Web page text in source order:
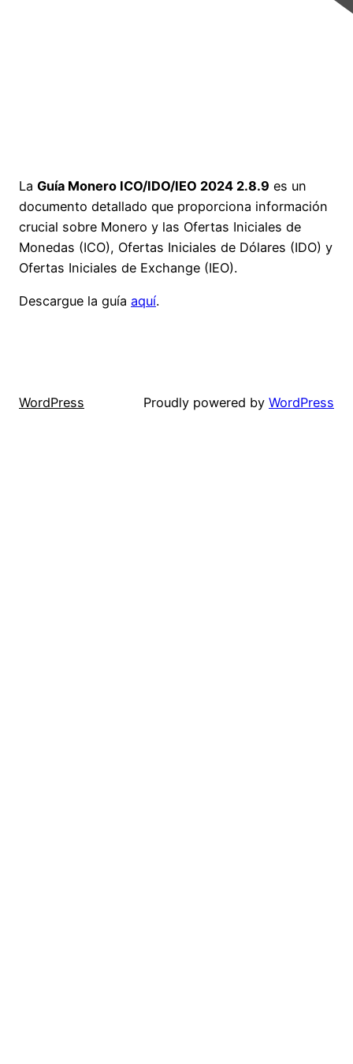
La Guía Monero ICO/IDO/IEO 2024 2.8.9 es un
documento detallado que proporciona información
crucial sobre Monero y las Ofertas Iniciales de
Monedas (ICO), Ofertas Iniciales de Dólares (IDO) y
Ofertas Iniciales de Exchange (IEO).
Descargue la guía aquí.
WordPress Proudly powered by WordPress